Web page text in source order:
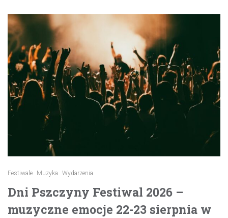
Festiwale Muzyka Wydarzenia
Dni Pszczyny Festiwal 2026 –
muzyczne emocje 22-23 sierpnia w